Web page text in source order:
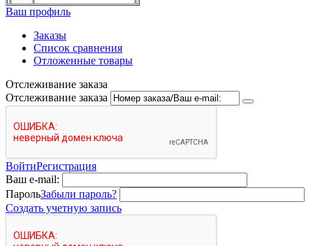
Ваш профиль
Заказы
Список сравнения
Отложенные товары
Отслеживание заказа
Отслеживание заказа
ВойтиРегистрация
Ваш e-mail:
ПарольЗабыли пароль?
Создать учетную запись